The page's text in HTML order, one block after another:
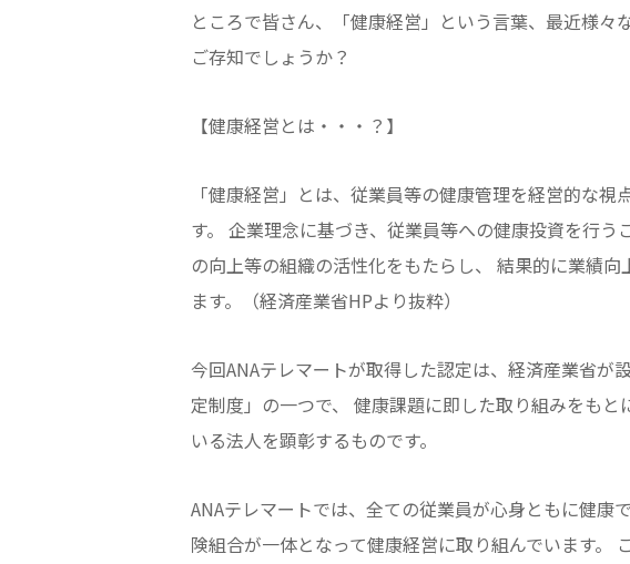
ところで皆さん、「健康経営」という言葉、最近様々
ご存知でしょうか？
【健康経営とは・・・？】
「健康経営」とは、従業員等の健康管理を経営的な
す。 企業理念に基づき、従業員等への健康投資を行
の向上等の組織の活性化をもたらし、 結果的に業績
ます。（経済産業省HPより抜粋）
今回ANAテレマートが取得した認定は、経済産業省が
定制度」の一つで、 健康課題に即した取り組みをも
いる法人を顕彰するものです。
ANAテレマートでは、全ての従業員が心身ともに健康
険組合が一体となって健康経営に取り組んでいます。